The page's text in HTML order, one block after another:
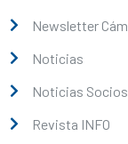
Newsletter
Noticias
Noticias Socios
Revista INFO